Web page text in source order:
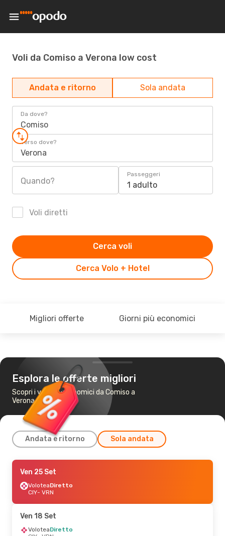
Voli da Comiso a Verona low cost
Andata e ritorno Sola andata
Da dove?
Comiso
Verso dove?
Verona
Quando?
Passeggeri
1 adulto
Voli diretti
Cerca Volo + Hotel
Cerca voli
Migliori offerte Giorni più economici
Esplora le offerte migliori
Scopri i voli più economici da Comiso a
Verona
Andata e ritorno Sola andata
Mar 22 Set
VoloteaDiretto
CIY- VRN
VRN- CIY
Ven 25 Set- Ven 25 Set
Ven 25 Set
VoloteaDiretto
CIY- VRN
Ven 18 Set
VoloteaDiretto